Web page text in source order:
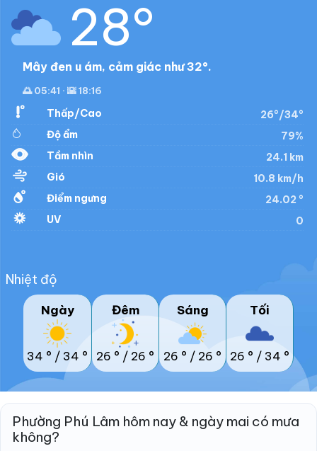
28°
Mây đen u ám, cảm giác như 32°.
🌅 05:41 · 🌇 18:16
Thấp/Cao
26°/34°
Độ ẩm
79%
Tầm nhìn
24.1 km
Gió
10.8 km/h
Điểm ngưng
24.02 °
UV
0
Nhiệt độ
Ngày
34 ° / 34 °
Đêm
26 ° / 26 °
Sáng
26 ° / 26 °
Tối
26 ° / 34 °
Phường Phú Lâm hôm nay & ngày mai có mưa
không?